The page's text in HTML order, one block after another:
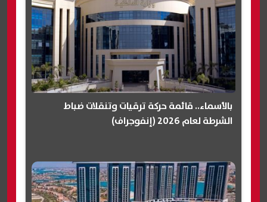
بالأسماء.. قائمة حركة ترقيات وتنقلات ضباط
الشرطة لعام 2026 (إنفوجراف)